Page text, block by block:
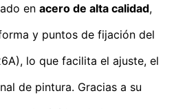
en acero de alta calidad,
y puntos de fijación del
lo que facilita el ajuste, el
de pintura. Gracias a su